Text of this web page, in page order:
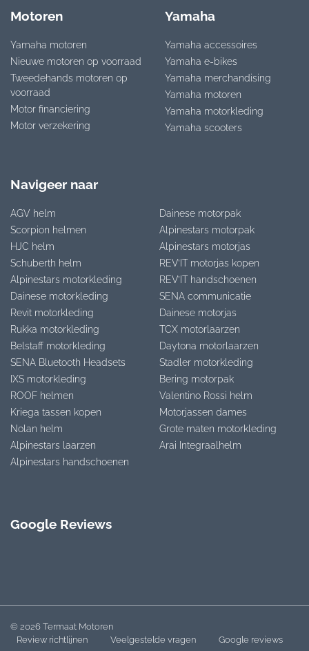
Motoren
Yamaha motoren
Nieuwe motoren op voorraad
Tweedehands motoren op
voorraad
Motor financiering
Motor verzekering
Yamaha
Yamaha accessoires
Yamaha e-bikes
Yamaha merchandising
Yamaha motoren
Yamaha motorkleding
Yamaha scooters
Navigeer naar
AGV helm
Scorpion helmen
HJC helm
Schuberth helm
Alpinestars motorkleding
Dainese motorkleding
Revit motorkleding
Rukka motorkleding
Belstaff motorkleding
SENA Bluetooth Headsets
IXS motorkleding
ROOF helmen
Kriega tassen kopen
Nolan helm
Alpinestars laarzen
Alpinestars handschoenen
Dainese motorpak
Alpinestars motorpak
Alpinestars motorjas
REV’IT motorjas kopen
REV’IT handschoenen
SENA communicatie
Dainese motorjas
TCX motorlaarzen
Daytona motorlaarzen
Stadler motorkleding
Bering motorpak
Valentino Rossi helm
Motorjassen dames
Grote maten motorkleding
Arai Integraalhelm
Google Reviews
© 2026 Termaat Motoren
Review richtlijnen
Veelgestelde vragen Google reviews